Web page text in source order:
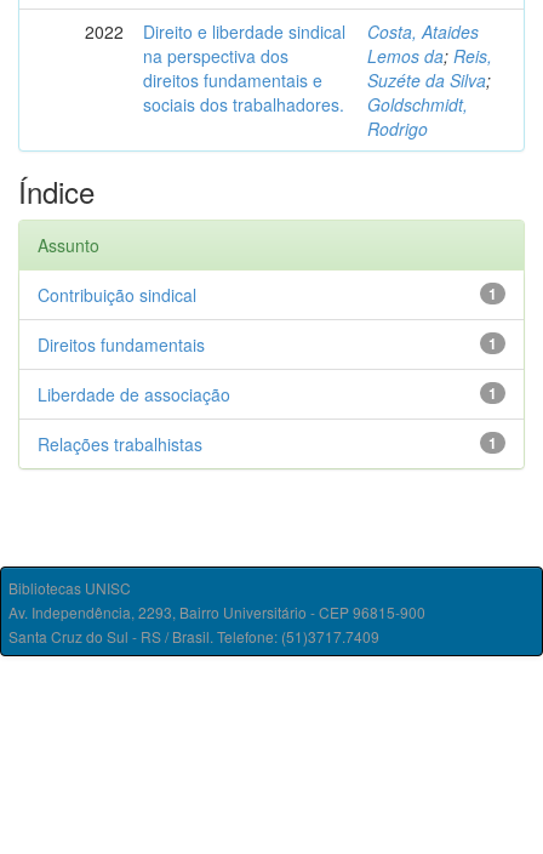
2022
Direito e liberdade sindical
na perspectiva dos
direitos fundamentais e
sociais dos trabalhadores.
Costa, Ataides
Lemos da; Reis,
Suzéte da Silva;
Goldschmidt,
Rodrigo
Índice
Assunto
1
Contribuição sindical
1
Direitos fundamentais
1
Liberdade de associação
1
Relações trabalhistas
Bibliotecas UNISC
Av. Independência, 2293, Bairro Universitário - CEP 96815-900
Santa Cruz do Sul - RS / Brasil. Telefone: (51)3717.7409